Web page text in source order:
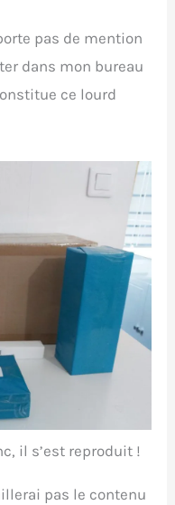
pas de mention
dans mon bureau
ce lourd
il s’est reproduit !
pas le contenu